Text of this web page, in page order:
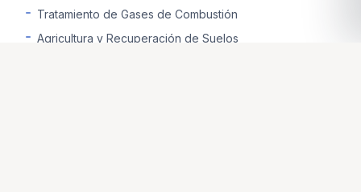
Tratamiento de Gases de Combustión
Agricultura y Recuperación de Suelos